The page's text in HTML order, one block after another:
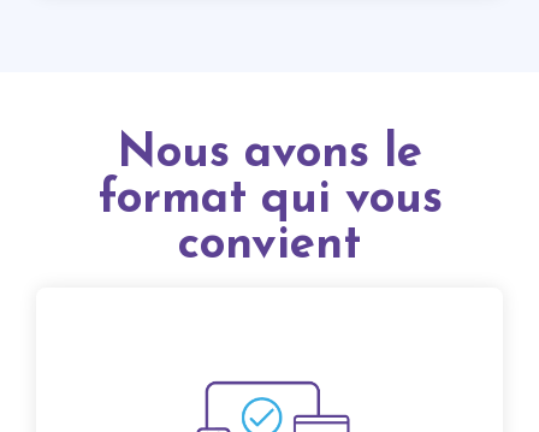
Nous avons le
format qui vous
convient